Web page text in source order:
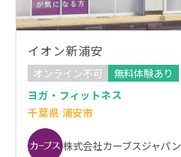
イオン新浦安
オンライン不可
無料体験あり
ヨガ・フィットネス
千葉県 浦安市
株式会社カーブスジャパン